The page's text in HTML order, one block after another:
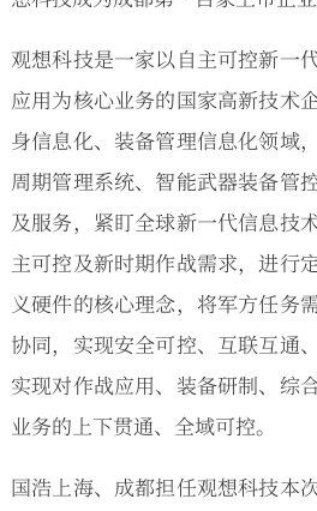
观想科技是一家以自主可控新一
应用为核心业务的国家高新技术
身信息化、装备管理信息化领域
周期管理系统、智能武器装备管
及服务，紧盯全球新一代信息技
主可控及新时期作战需求，进行
义硬件的核心理念，将军方任务
协同，实现安全可控、互联互通
实现对作战应用、装备研制、综
业务的上下贯通、全域可控。
国浩上海、成都担任观想科技本